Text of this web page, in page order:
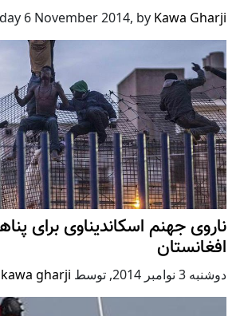
6 November 2014, by Kawa Gharji
ناروی جهنم اسکاندیناوی برای
افغانستان
دوشنبه 3 نوامبر 2014 , توسط kawa gharji